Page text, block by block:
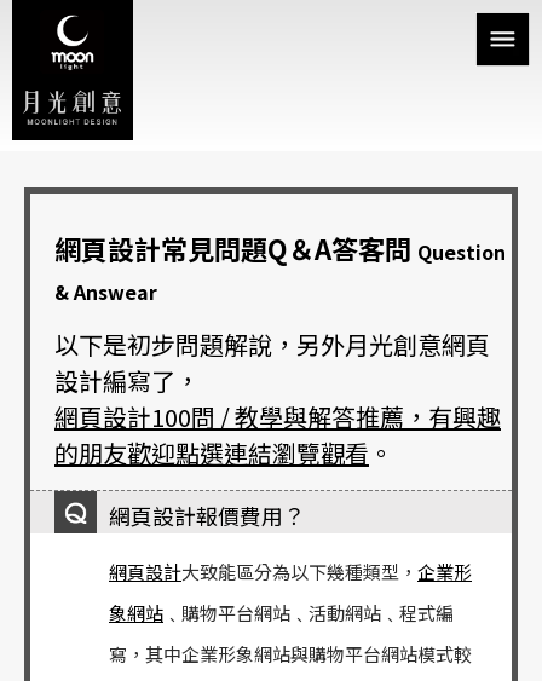
網頁設計常見問題Q＆A答客問 Question
& Answear
以下是初步問題解說，另外月光創意網頁
設計編寫了，
網頁設計100問 / 教學與解答推薦，有興趣
的朋友歡迎點選連結瀏覽觀看 。
網頁設計報價費用？
網頁設計大致能區分為以下幾種類型， 企業形
象網站 ﹑購物平台網站﹑活動網站﹑程式編
寫，其中企業形象網站與購物平台網站模式較